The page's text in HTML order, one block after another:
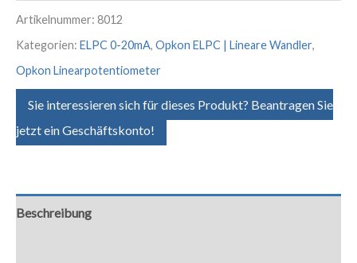
Artikelnummer: 8012
Kategorien: ELPC 0-20mA, Opkon ELPC | Lineare Wandler,
Opkon Linearpotentiometer
Sie interessieren sich für dieses Produkt? Beantragen Sie
jetzt ein Geschäftskonto!
Beschreibung